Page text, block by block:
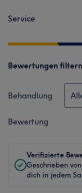
Service
Bewertungen filtern
Behandlung
Bewertung
Verifizierte
Geschrieben
dich in jedem